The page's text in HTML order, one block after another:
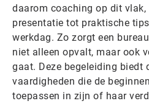
daarom coaching op dit vlak,
presentatie tot praktische
werkdag. Zo zorgt een
niet alleen opvalt, maar ook
gaat. Deze begeleiding biedt
vaardigheden die de
toepassen in zijn of haar